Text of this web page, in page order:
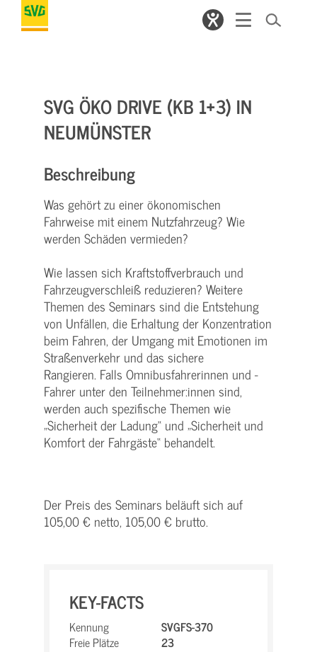
SVG ÖKO DRIVE (KB 1+3) IN
NEUMÜNSTER
Beschreibung
Was gehört zu einer ökonomischen
Fahrweise mit einem Nutzfahrzeug? Wie
werden Schäden vermieden?
Wie lassen sich Kraftstoffverbrauch und
Fahrzeugverschleiß reduzieren? Weitere
Themen des Seminars sind die Entstehung
von Unfällen, die Erhaltung der Konzentration
beim Fahren, der Umgang mit Emotionen im
Straßenverkehr und das sichere
Rangieren. Falls Omnibusfahrerinnen und -
Fahrer unter den Teilnehmer:innen sind,
werden auch spezifische Themen wie
„Sicherheit der Ladung“ und „Sicherheit und
Komfort der Fahrgäste“ behandelt.
Der Preis des Seminars beläuft sich auf
105,00 € netto, 105,00 € brutto.
KEY-FACTS
Kennung
SVGFS-370
Freie Plätze
23